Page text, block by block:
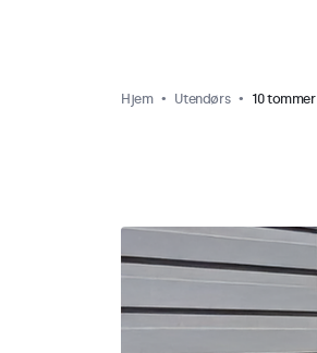
Hjem Utendørs 10 tommer